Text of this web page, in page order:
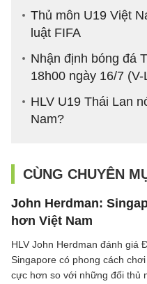
Thủ môn U19 Việt
luật FIFA
Nhận định bóng đá
18h00 ngày 16/7
HLV U19 Thái Lan
Nam?
CÙNG CHUYÊN
John Herdman:
hơn Việt Nam
HLV John Herdman đánh giá
Singapore có phong cách
cực hơn so với những đối thủ